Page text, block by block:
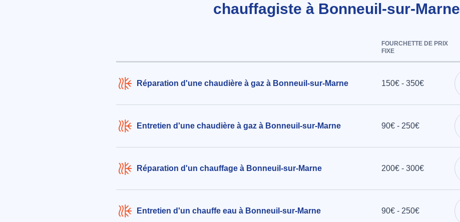
chauffagiste à Bonneuil-sur-Marne
FOURCHETTE DE PRIX
FIXE
Réparation d'une chaudière à gaz à Bonneuil-sur-Marne 150€ - 350€
Entretien d'une chaudière à gaz à Bonneuil-sur-Marne 90€ - 250€
Réparation d'un chauffage à Bonneuil-sur-Marne 200€ - 300€
Entretien d'un chauffe eau à Bonneuil-sur-Marne 90€ - 250€